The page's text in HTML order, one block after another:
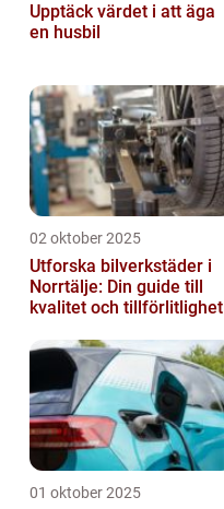
Upptäck värdet i att äga
en husbil
02 oktober 2025
Utforska bilverkstäder i
Norrtälje: Din guide till
kvalitet och tillförlitlighet
01 oktober 2025